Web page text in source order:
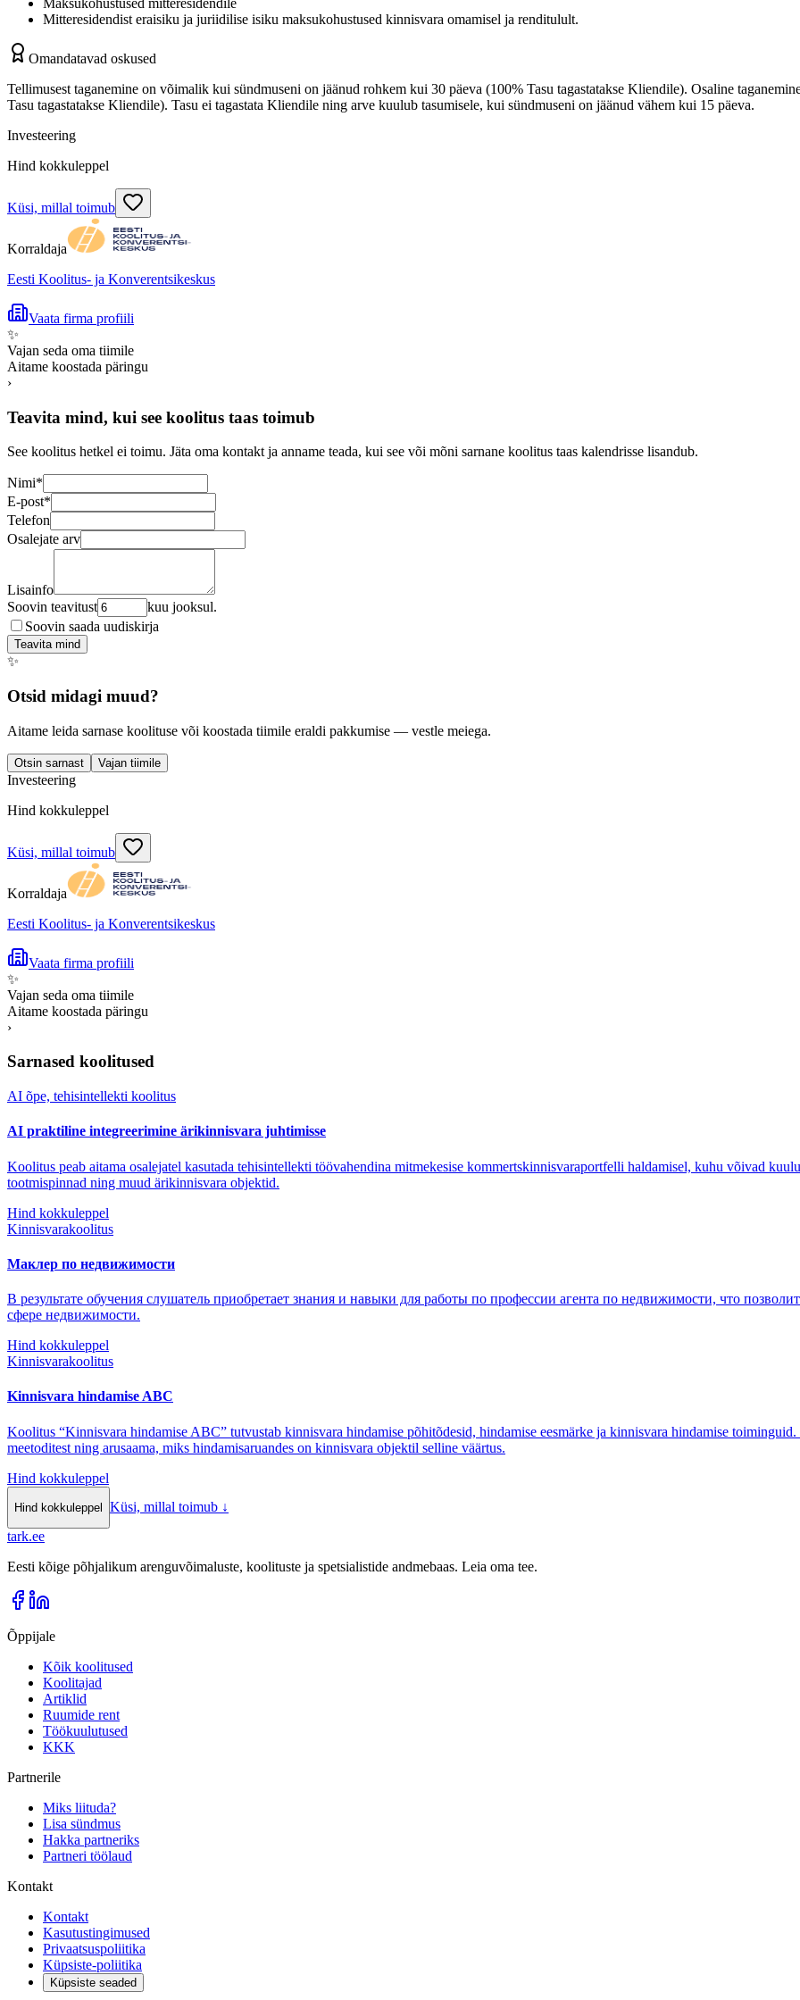
Mitteresidendist eraisiku ja juriidilise isiku maksukohustused kinnisvara omamisel ja renditulult.
Omandatavad oskused
Tellimusest taganemine on võimalik kui sündmuseni on jäänud rohkem kui 30 päeva (100% Tasu tagastatakse Kliendile). Osaline
Tasu tagastatakse Kliendile). Tasu ei tagastata Kliendile ning arve kuulub tasumisele, kui sündmuseni on jäänud vähem kui 15 päeva.
Investeering
Hind kokkuleppel
Küsi, millal toimub
Korraldaja
Eesti Koolitus- ja Konverentsikeskus
Vaata firma profiili
✨
Vajan seda oma tiimile
Aitame koostada päringu
›
Teavita mind, kui see koolitus taas toimub
See koolitus hetkel ei toimu. Jäta oma kontakt ja anname teada, kui see või mõni sarnane koolitus taas kalendrisse lisandub.
Nimi*
E-post*
Telefon
Osalejate arv
Lisainfo
Soovin teavitust
kuu jooksul.
Soovin saada uudiskirja
Teavita mind
✨
Otsid midagi muud?
Aitame leida sarnase koolituse või koostada tiimile eraldi pakkumise — vestle meiega.
Otsin sarnast Vajan tiimile
Investeering
Hind kokkuleppel
Küsi, millal toimub
Korraldaja
Eesti Koolitus- ja Konverentsikeskus
Vaata firma profiili
✨
Vajan seda oma tiimile
Aitame koostada päringu
›
Sarnased koolitused
AI õpe, tehisintellekti koolitus
AI praktiline integreerimine ärikinnisvara juhtimisse
Koolitus peab aitama osalejatel kasutada tehisintellekti töövahendina mitmekesise kommertskinnisvaraportfelli haldamisel, kuhu võivad
tootmispinnad ning muud ärikinnisvara objektid.
Hind kokkuleppel
Kinnisvarakoolitus
Маклер по недвижимости
В результате обучения слушатель приобретает знания и навыки для работы по профессии агента по недвижимости, что
сфере недвижимости.
Hind kokkuleppel
Kinnisvarakoolitus
Kinnisvara hindamise ABC
Koolitus “Kinnisvara hindamise ABC” tutvustab kinnisvara hindamise põhitõdesid, hindamise eesmärke ja kinnisvara hindamise
meetoditest ning arusaama, miks hindamisaruandes on kinnisvara objektil selline väärtus.
Hind kokkuleppel
Hind kokkuleppel Küsi, millal toimub ↓
tark.ee
Eesti kõige põhjalikum arenguvõimaluste, koolituste ja spetsialistide andmebaas. Leia oma tee.
Õppijale
Kõik koolitused
Koolitajad
Artiklid
Ruumide rent
Töökuulutused
KKK
Partnerile
Miks liituda?
Lisa sündmus
Hakka partneriks
Partneri töölaud
Kontakt
Kontakt
Kasutustingimused
Privaatsuspoliitika
Küpsiste-poliitika
Küpsiste seaded